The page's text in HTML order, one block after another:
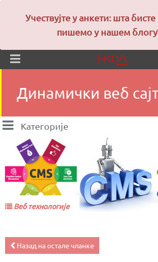
Динамички веб
Категорије
Веб технологије
Назад на остале чланке
Учествујте у анкети: шта
пишемо у нашем